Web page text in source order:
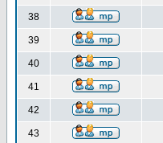
38
39
40
41
42
43